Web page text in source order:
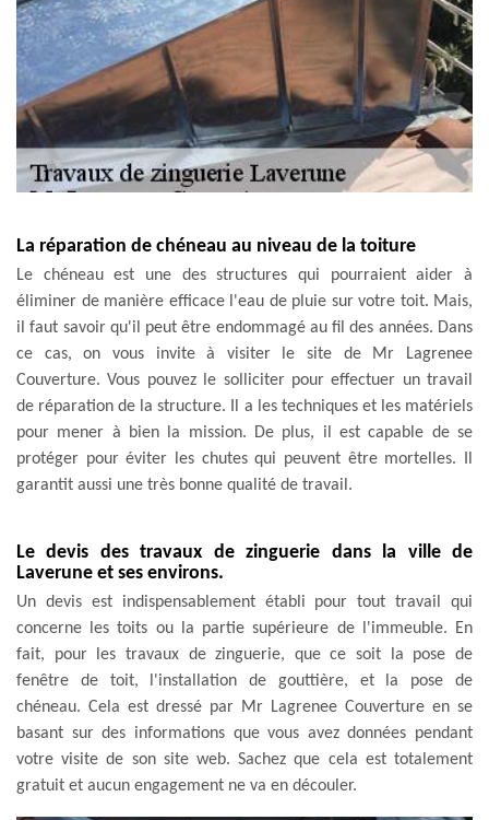
La réparation de chéneau au niveau de la toiture
Le chéneau est une des structures qui pourraient aider à
éliminer de manière efficace l'eau de pluie sur votre toit. Mais,
il faut savoir qu'il peut être endommagé au fil des années. Dans
ce cas, on vous invite à visiter le site de Mr Lagrenee
Couverture. Vous pouvez le solliciter pour effectuer un travail
de réparation de la structure. Il a les techniques et les matériels
pour mener à bien la mission. De plus, il est capable de se
protéger pour éviter les chutes qui peuvent être mortelles. Il
garantit aussi une très bonne qualité de travail.
Le devis des travaux de zinguerie dans la ville de
Laverune et ses environs.
Un devis est indispensablement établi pour tout travail qui
concerne les toits ou la partie supérieure de l'immeuble. En
fait, pour les travaux de zinguerie, que ce soit la pose de
fenêtre de toit, l'installation de gouttière, et la pose de
chéneau. Cela est dressé par Mr Lagrenee Couverture en se
basant sur des informations que vous avez données pendant
votre visite de son site web. Sachez que cela est totalement
gratuit et aucun engagement ne va en découler.